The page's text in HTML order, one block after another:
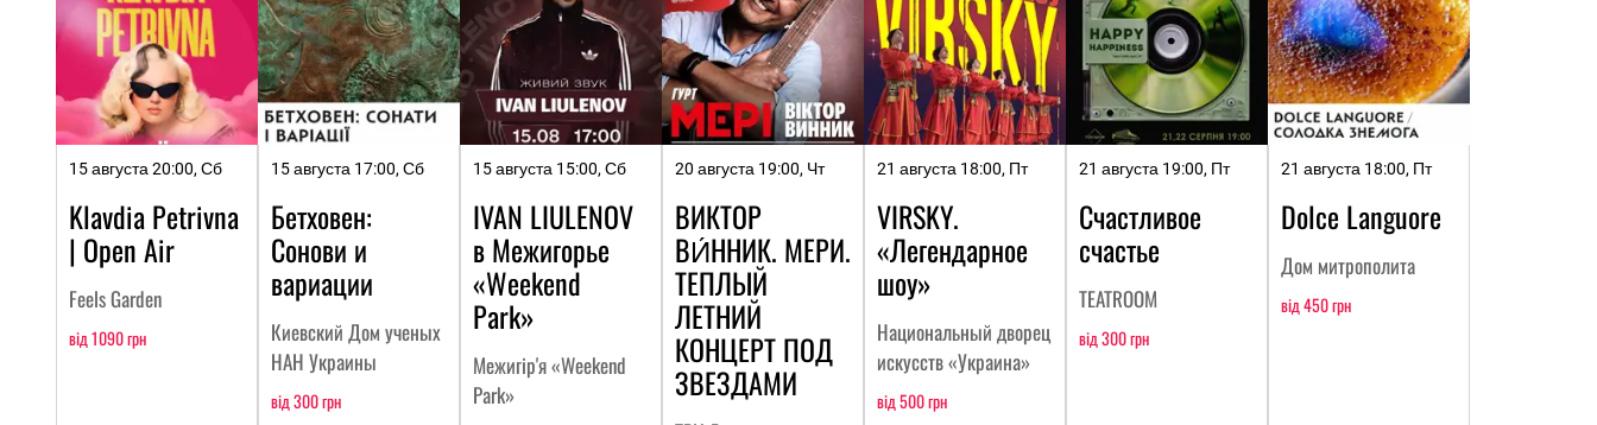
15 августа 20:00, Сб
Klavdia Petrivna
| Open Air
Feels Garden
від 1090 грн
15 августа 17:00, Сб
Бетховен:
Сонови и
вариации
Киевский Дом ученых
НАН Украины
від 300 грн
15 августа 15:00, Сб
IVAN LIULENOV
в Межигорье
«Weekend
Park»
Межигір'я «Weekend
Park»
20 августа 19:00, Чт
ВИКТОР
ВИ́ННИК. МЕРИ.
ТЕПЛЫЙ
ЛЕТНИЙ
КОНЦЕРТ ПОД
ЗВЕЗДАМИ
21 августа 18:00, Пт
VIRSKY.
«Легендарное
шоу»
Национальный дворец
искусств «Украина»
від 500 грн
21 августа 19:00, Пт
Счастливое
счастье
TEATROOM
від 300 грн
21 августа 18:00, Пт
Dolce Languore
Дом митрополита
від 450 грн